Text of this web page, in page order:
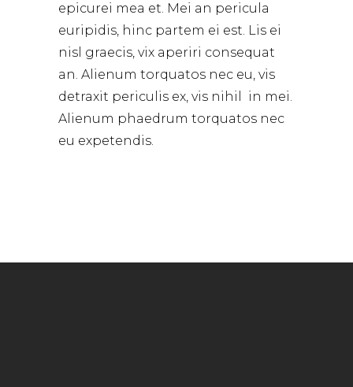
epicurei mea et. Mei an pericula
euripidis, hinc partem ei est. Lis ei
nisl graecis, vix aperiri consequat
an. Alienum torquatos nec eu, vis
detraxit periculis ex, vis nihil in mei.
Alienum phaedrum torquatos nec
eu expetendis.